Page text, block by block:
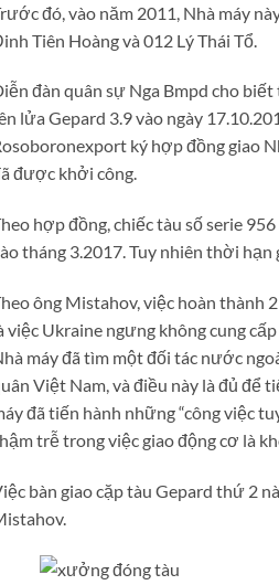
đó, vào năm 2011, Nhà máy
Tiên Hoàng và 012 Lý Thái Tổ.
đàn quân sự Nga Bmpd cho
lửa Gepard 3.9 vào ngày
ký hợp đồng giao
được khởi công.
hợp đồng, chiếc tàu số serie
tháng 3.2017. Tuy nhiên thời hạn
ông Mistahov, việc hoàn thành
việc Ukraine ngưng không cung
máy đã tìm một đối tác nước
Việt Nam, và điều này là đủ để
đã tiến hành những “công việc
trễ trong việc giao động cơ là
bàn giao cặp tàu Gepard thứ 2